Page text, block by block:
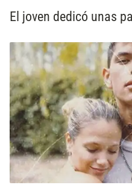
El joven dedicó unas